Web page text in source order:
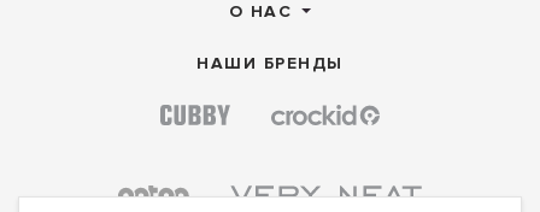
О НАС
НАШИ БРЕНДЫ